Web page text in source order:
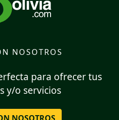
NOSOTROS
para ofrecer tus
y/o servicios